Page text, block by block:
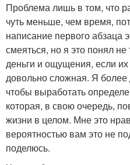
Проблема лишь в том, что
чуть меньше, чем время,
написание первого абзаца
смеяться, но я это понял
деньги и ощущения, если
довольно сложная. Я более
чтобы выработать
которая, в свою очередь,
жизни в целом. Мне это
вероятностью вам это не
поделюсь.